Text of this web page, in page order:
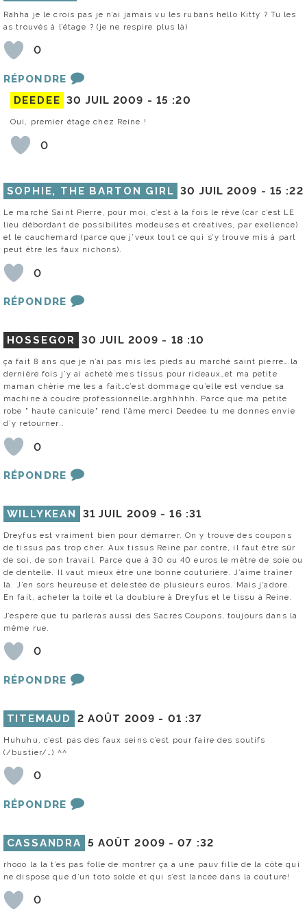
Rahha je le crois pas je n’ai jamais vu les rubans hello Kitty ? Tu les
as trouvés à l’étage ? (je ne respire plus là)
0
RÉPONDRE
DEEDEE 30 JUIL 2009 - 15 :20
Oui, premier étage chez Reine !
0
SOPHIE, THE BARTON GIRL 30 JUIL 2009 - 15 :22
Le marché Saint Pierre, pour moi, c’est à la fois le rêve (car c’est LE
lieu débordant de possibilités modeuses et créatives, par exellence)
et le cauchemard (parce que j’veux tout ce qui s’y trouve mis à part
peut être les faux nichons).
0
RÉPONDRE
HOSSEGOR 30 JUIL 2009 - 18 :10
ça fait 8 ans que je n’ai pas mis les pieds au marché saint pierre….la
dernière fois j’y ai acheté mes tissus pour rideaux…et ma petite
maman chèrie me les a fait…c’est dommage qu’elle est vendue sa
machine à coudre professionnelle…arghhhhh. Parce que ma petite
robe " haute canicule" rend l’âme merci Deedee tu me donnes envie
d’y retourner..
0
RÉPONDRE
WILLYKEAN 31 JUIL 2009 -16 :31
Dreyfus est vraiment bien pour démarrer. On y trouve des coupons
de tissus pas trop cher. Aux tissus Reine par contre, il faut être sûr
de soi, de son travail. Parce que à 30 ou 40 euros le mètre de soie ou
de dentelle. Il vaut mieux être une bonne couturière. J’aime traîner
là. J’en sors heureuse et delestée de plusieurs euros. Mais j’adore.
En fait, acheter la toile et la doublure à Dreyfus et le tissu à Reine.
J’espère que tu parleras aussi des Sacrés Coupons, toujours dans la
même rue.
0
RÉPONDRE
TITEMAUD 2 AOÛT 2009 - 01 :37
Huhuhu, c’est pas des faux seins c’est pour faire des soutifs
(/bustier/…) ^^
0
RÉPONDRE
CASSANDRA 5 AOÛT 2009 -07 :32
rhooo la la t’es pas folle de montrer ça à une pauv fille de la côte qui
ne dispose que d’un toto solde et qui s’est lancée dans la couture!
0